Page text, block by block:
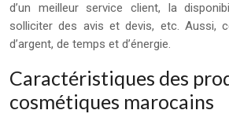
d’un meilleur service client, la
solliciter des avis et devis, etc. Aussi,
d’argent, de temps et d’énergie.
Caractéristiques des
cosmétiques marocains